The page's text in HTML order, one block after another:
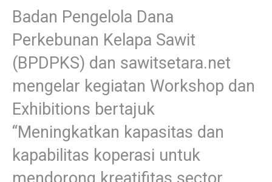
Badan Pengelola Dana
Perkebunan Kelapa Sawit
(BPDPKS) dan sawitsetara.net
mengelar kegiatan Workshop dan
Exhibitions bertajuk
‘‘Meningkatkan kapasitas dan
kapabilitas koperasi untuk